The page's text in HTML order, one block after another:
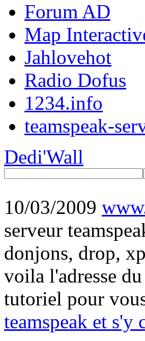
Forum AD
Map
Jahlovehot
Radio Dofus
1234.info
teamspeak-
Dedi'Wall
10/03/2009
serveur
donjons, drop,
voila l'adresse
tutoriel pour
teamspeak et s'y